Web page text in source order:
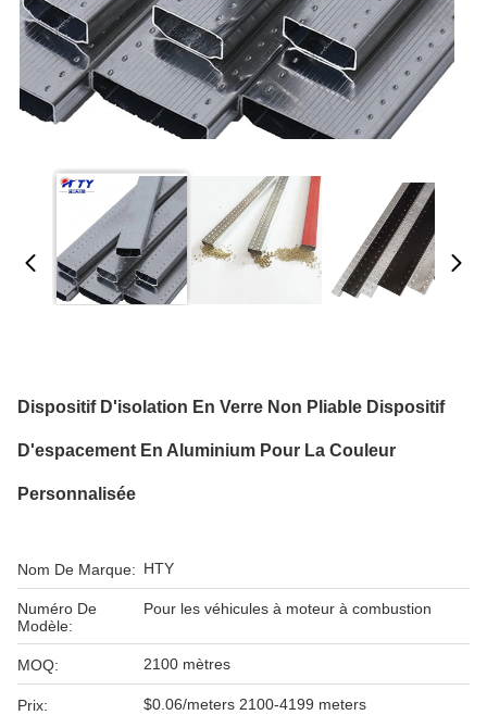
Dispositif D'isolation En Verre Non Pliable Dispositif
D'espacement En Aluminium Pour La Couleur
Personnalisée
Nom De Marque: HTY
Numéro De
Modèle:
Pour les véhicules à moteur à combustion
MOQ: 2100 mètres
Prix: $0.06/meters 2100-4199 meters